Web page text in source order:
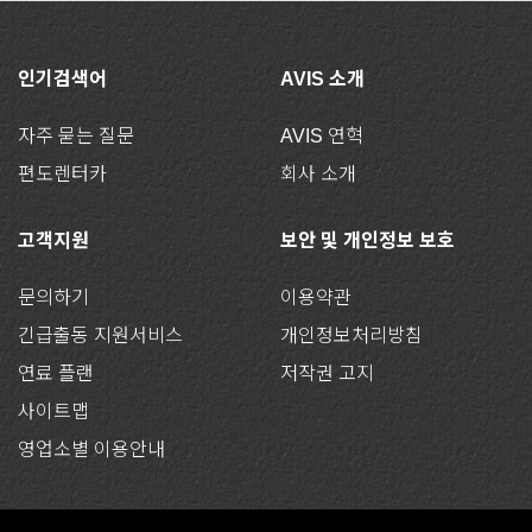
인기검색어
자주 묻는 질문
편도렌터카
AVIS 소개
AVIS 연혁
회사 소개
고객지원
문의하기
긴급출동 지원서비스
연료 플랜
사이트맵
영업소별 이용안내
보안 및 개인정보 보호
이용약관
개인정보처리방침
저작권 고지